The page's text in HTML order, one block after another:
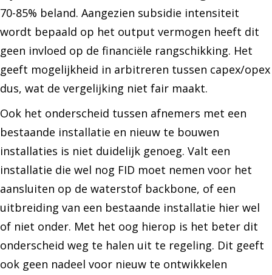
70-85% beland. Aangezien subsidie intensiteit
wordt bepaald op het output vermogen heeft dit
geen invloed op de financiële rangschikking. Het
geeft mogelijkheid in arbitreren tussen capex/opex
dus, wat de vergelijking niet fair maakt.
Ook het onderscheid tussen afnemers met een
bestaande installatie en nieuw te bouwen
installaties is niet duidelijk genoeg. Valt een
installatie die wel nog FID moet nemen voor het
aansluiten op de waterstof backbone, of een
uitbreiding van een bestaande installatie hier wel
of niet onder. Met het oog hierop is het beter dit
onderscheid weg te halen uit te regeling. Dit geeft
ook geen nadeel voor nieuw te ontwikkelen